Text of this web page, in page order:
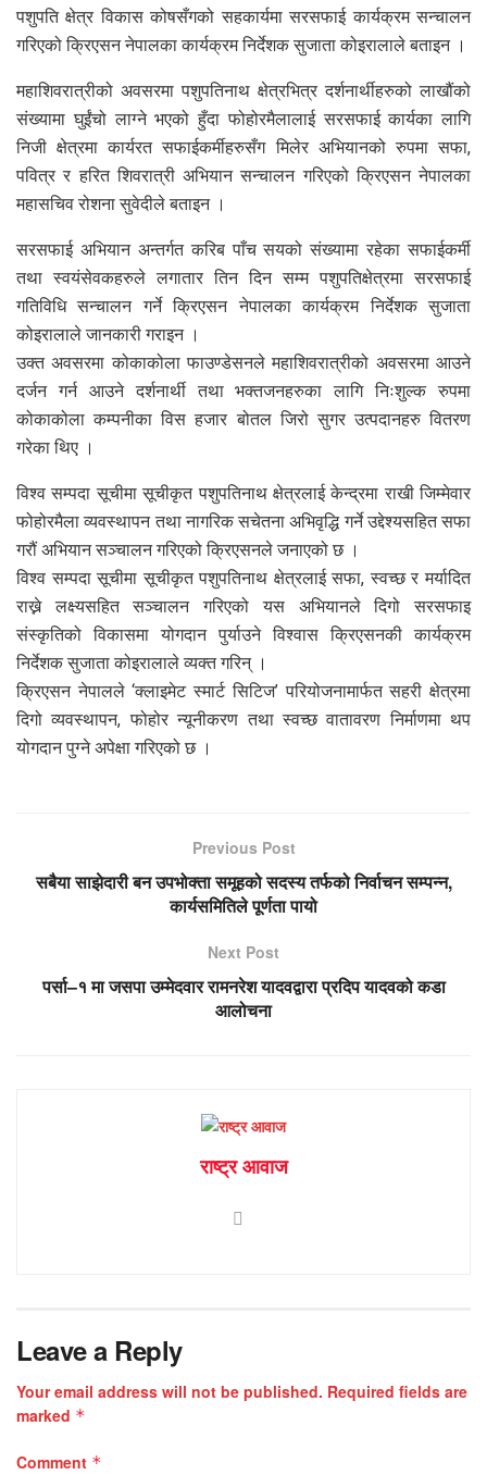
पशुपति क्षेत्र विकास कोषसँगको सहकार्यमा सरसफाई कार्यक्रम सन्चालन
गरिएको क्रिएसन नेपालका कार्यक्रम निर्देशक सुजाता कोइरालाले बताइन ।
महाशिवरात्रीको अवसरमा पशुपतिनाथ क्षेत्रभित्र दर्शनार्थीहरुको लाखौंको
संख्यामा घुईंचो लाग्ने भएको हुँदा फोहोरमैलालाई सरसफाई कार्यका लागि
निजी क्षेत्रमा कार्यरत सफाईकर्मीहरुसँग मिलेर अभियानको रुपमा सफा,
पवित्र र हरित शिवरात्री अभियान सन्चालन गरिएको क्रिएसन नेपालका
महासचिव रोशना सुवेदीले बताइन ।
सरसफाई अभियान अन्तर्गत करिब पाँच सयको संख्यामा रहेका सफाईकर्मी
तथा स्वयंसेवकहरुले लगातार तिन दिन सम्म पशुपतिक्षेत्रमा सरसफाई
गतिविधि सन्चालन गर्ने क्रिएसन नेपालका कार्यक्रम निर्देशक सुजाता
कोइरालाले जानकारी गराइन ।
उक्त अवसरमा कोकाकोला फाउण्डेसनले महाशिवरात्रीको अवसरमा आउने
दर्जन गर्न आउने दर्शनार्थी तथा भक्तजनहरुका लागि निःशुल्क रुपमा
कोकाकोला कम्पनीका विस हजार बोतल जिरो सुगर उत्पदानहरु वितरण
गरेका थिए ।
विश्व सम्पदा सूचीमा सूचीकृत पशुपतिनाथ क्षेत्रलाई केन्द्रमा राखी जिम्मेवार
फोहोरमैला व्यवस्थापन तथा नागरिक सचेतना अभिवृद्धि गर्ने उद्देश्यसहित सफा
गरौं अभियान सञ्चालन गरिएको क्रिएसनले जनाएको छ ।
विश्व सम्पदा सूचीमा सूचीकृत पशुपतिनाथ क्षेत्रलाई सफा, स्वच्छ र मर्यादित
राख्ने लक्ष्यसहित सञ्चालन गरिएको यस अभियानले दिगो सरसफाइ
संस्कृतिको विकासमा योगदान पुर्याउने विश्वास क्रिएसनकी कार्यक्रम
निर्देशक सुजाता कोइरालाले व्यक्त गरिन् ।
क्रिएसन नेपालले ‘क्लाइमेट स्मार्ट सिटिज’ परियोजनामार्फत सहरी क्षेत्रमा
दिगो व्यवस्थापन, फोहोर न्यूनीकरण तथा स्वच्छ वातावरण निर्माणमा थप
योगदान पुग्ने अपेक्षा गरिएको छ ।
Previous Post
सबैया साझेदारी बन उपभोक्ता समूहको सदस्य तर्फको निर्वाचन सम्पन्न,
कार्यसमितिले पूर्णता पायो
Next Post
पर्सा–१ मा जसपा उम्मेदवार रामनरेश यादवद्वारा प्रदिप यादवको कडा
आलोचना
राष्ट्र आवाज
Leave a Reply
Your email address will not be published. Required fields are
marked *
Comment *